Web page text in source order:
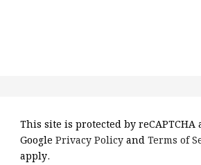
This site is protected by reCAPTCHA
Google Privacy PolicyandTerms of
apply.